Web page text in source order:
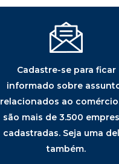
Cadastre-se para ficar
informado sobre
relacionados ao
são mais de 3.500
cadastradas. Seja uma
também.